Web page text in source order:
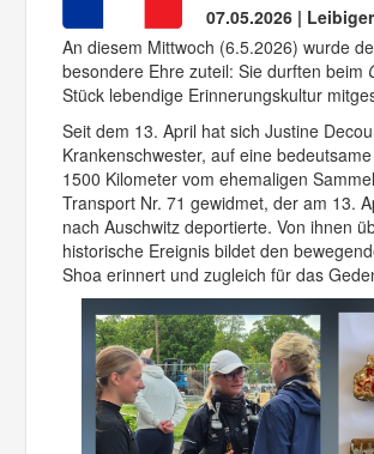
07.05.2026 | Leibiger
An diesem Mittwoch (6.5.2026) wurde
besondere Ehre zuteil: Sie durften beim
Stück lebendige Erinnerungskultur
Seit dem 13. April hat sich Justine
Krankenschwester, auf eine
1500 Kilometer vom ehemaligen
Transport Nr. 71 gewidmet, der am 13.
nach Auschwitz deportierte. Von ihnen
historische Ereignis bildet den
Shoa erinnert und zugleich für das